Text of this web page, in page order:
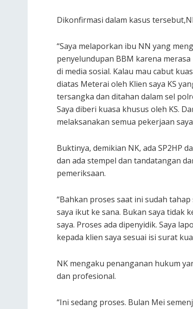
Dikonfirmasi dalam kasus
“Saya melaporkan ibu NN yang
penyelundupan BBM karena
di media sosial. Kalau mau cabut
diatas Meterai oleh Klien saya KS
tersangka dan ditahan dalam sel
Saya diberi kuasa khusus oleh KS.
melaksanakan semua pekerjaan
Buktinya, demikian NK, ada SP2HP
dan ada stempel dan tandatangan
pemeriksaan.
“Bahkan proses saat ini sudah
saya ikut ke sana. Bukan saya tidak
saya. Proses ada dipenyidik. Saya
kepada klien saya sesuai isi surat
NK mengaku penanganan hukum
dan profesional.
“Ini sedang proses. Bulan Mei